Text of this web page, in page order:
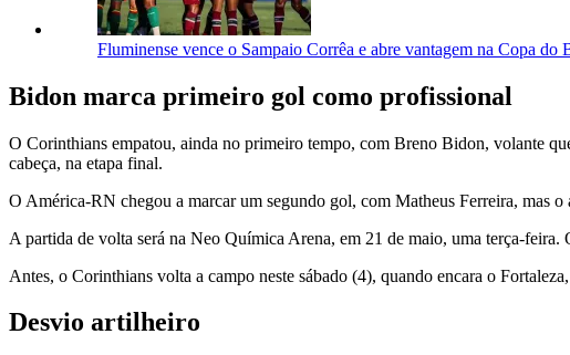
Fluminense vence o Sampaio Corrêa e abre vantagem na Copa do
Bidon marca primeiro gol como profissional
O Corinthians empatou, ainda no primeiro tempo, com Breno Bidon, volante
cabeça, na etapa final.
O América-RN chegou a marcar um segundo gol, com Matheus Ferreira, mas
A partida de volta será na Neo Química Arena, em 21 de maio, uma terça-
Antes, o Corinthians volta a campo neste sábado (4), quando encara o
Desvio artilheiro